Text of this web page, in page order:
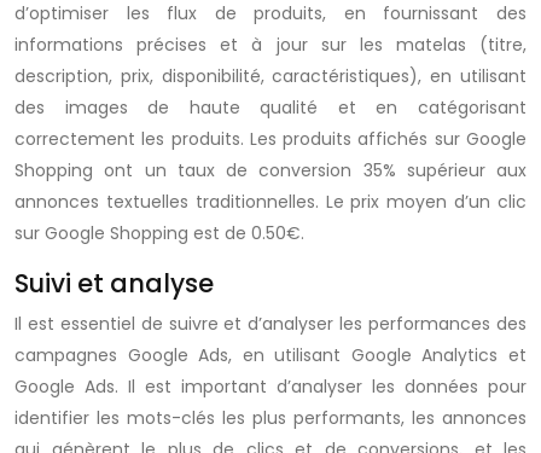
d’optimiser les flux de produits, en fournissant des
informations précises et à jour sur les matelas (titre,
description, prix, disponibilité, caractéristiques), en utilisant
des images de haute qualité et en catégorisant
correctement les produits. Les produits affichés sur Google
Shopping ont un taux de conversion 35% supérieur aux
annonces textuelles traditionnelles. Le prix moyen d’un clic
sur Google Shopping est de 0.50€.
Suivi et analyse
Il est essentiel de suivre et d’analyser les performances des
campagnes Google Ads, en utilisant Google Analytics et
Google Ads. Il est important d’analyser les données pour
identifier les mots-clés les plus performants, les annonces